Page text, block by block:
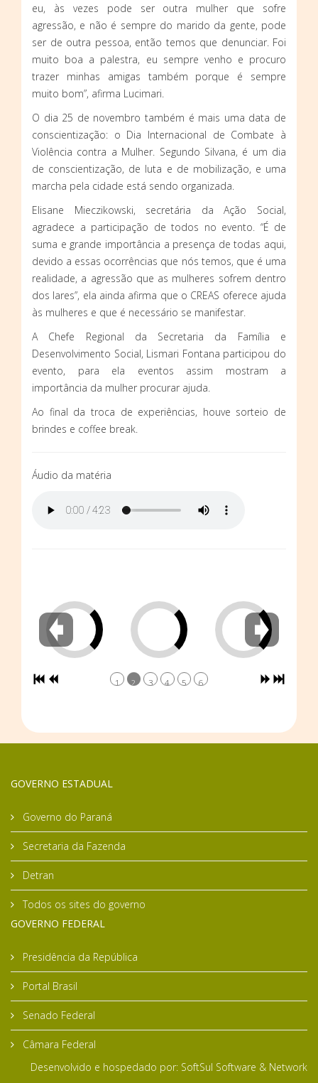
eu, às vezes pode ser outra mulher que sofre
agressão, e não é sempre do marido da gente, pode
ser de outra pessoa, então temos que denunciar. Foi
muito boa a palestra, eu sempre venho e procuro
trazer minhas amigas também porque é sempre
muito bom”, afirma Lucimari.
O dia 25 de novembro também é mais uma data de
conscientização: o Dia Internacional de Combate à
Violência contra a Mulher. Segundo Silvana, é um dia
de conscientização, de luta e de mobilização, e uma
marcha pela cidade está sendo organizada.
Elisane Mieczikowski, secretária da Ação Social,
agradece a participação de todos no evento. “É de
suma e grande importância a presença de todas aqui,
devido a essas ocorrências que nós temos, que é uma
realidade, a agressão que as mulheres sofrem dentro
dos lares”, ela ainda afirma que o CREAS oferece ajuda
às mulheres e que é necessário se manifestar.
A Chefe Regional da Secretaria da Família e
Desenvolvimento Social, Lismari Fontana participou do
evento, para ela eventos assim mostram a
importância da mulher procurar ajuda.
Ao final da troca de experiências, houve sorteio de
brindes e coffee break.
Áudio da matéria
1 2 3 4 5 6
GOVERNO ESTADUAL
Governo do Paraná
Secretaria da Fazenda
Detran
Todos os sites do governo
GOVERNO FEDERAL
Presidência da República
Portal Brasil
Senado Federal
Câmara Federal
Desenvolvido e hospedado por: SoftSul Software & Network